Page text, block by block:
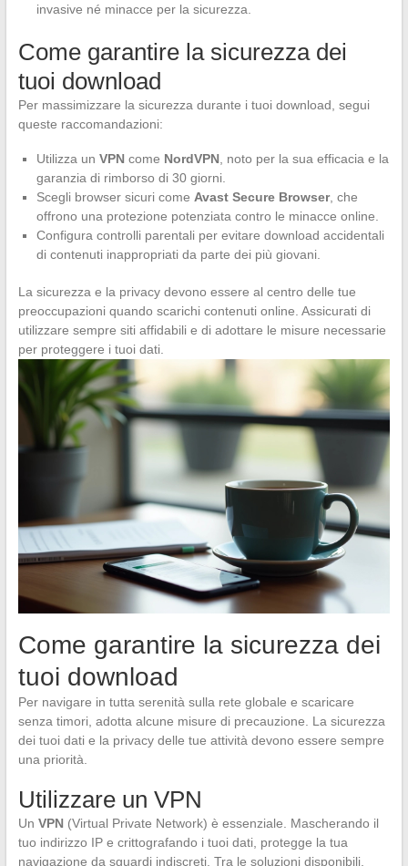
invasive né minacce per la sicurezza.
Come garantire la sicurezza dei
tuoi download
Per massimizzare la sicurezza durante i tuoi download, segui
queste raccomandazioni:
Utilizza un VPNcome NordVPN, noto per la sua efficacia e la
garanzia di rimborso di 30 giorni.
Scegli browser sicuri come Avast Secure Browser, che
offrono una protezione potenziata contro le minacce online.
Configura controlli parentali per evitare download accidentali
di contenuti inappropriati da parte dei più giovani.
La sicurezza e la privacy devono essere al centro delle tue
preoccupazioni quando scarichi contenuti online. Assicurati di
utilizzare sempre siti affidabili e di adottare le misure necessarie
per proteggere i tuoi dati.
Come garantire la sicurezza dei
tuoi download
Per navigare in tutta serenità sulla rete globale e scaricare
senza timori, adotta alcune misure di precauzione. La sicurezza
dei tuoi dati e la privacy delle tue attività devono essere sempre
una priorità.
Utilizzare un VPN
Un VPN(Virtual Private Network) è essenziale. Mascherando il
tuo indirizzo IP e crittografando i tuoi dati, protegge la tua
navigazione da sguardi indiscreti. Tra le soluzioni disponibili,